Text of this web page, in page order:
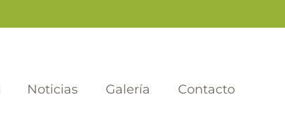
Noticias Galería Contacto